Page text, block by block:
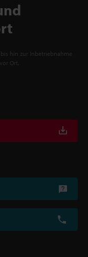
hin zur Inbetriebnahme
Ort.